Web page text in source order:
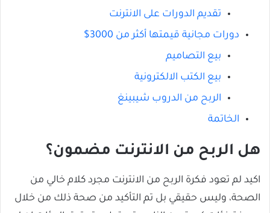
تقديم الدورات على الانترنت
دورات مجانية قيمتها أكثر من 3000$
بيع التصاميم
بيع الكتب الالكترونية
الربح من الدروب شيبينغ
الخاتمة
هل الربح من الانترنت مضمون؟
اكيد لم تعود فكرة الربح من الانترنت مجرد كلام خالي من
الصحة، وليس حقيقي بل تم التأكيد من صحة ذلك من خلال